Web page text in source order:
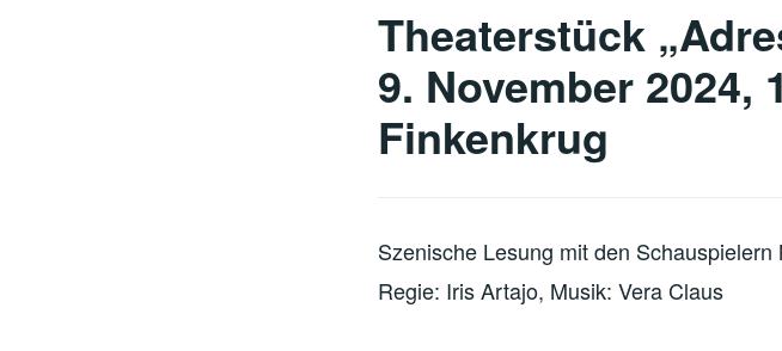
Theaterstück
9. November
Finkenkrug
Szenische Lesung mit den
Regie: Iris Artajo, Musik: Vera Claus